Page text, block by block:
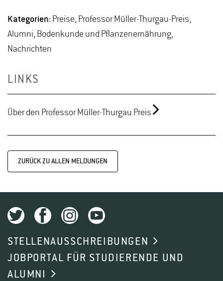
Kategorien: Preise, Professor Müller-Thurgau-Preis,
Alumni, Bodenkunde und Pflanzenernährung,
Nachrichten
LINKS
Über den Professor Müller-Thurgau Preis
ZURÜCK ZU ALLEN MELDUNGEN
STELLENAUSSCHREIBUNGEN
JOBPORTAL FÜR STUDIERENDE UND
ALUMNI